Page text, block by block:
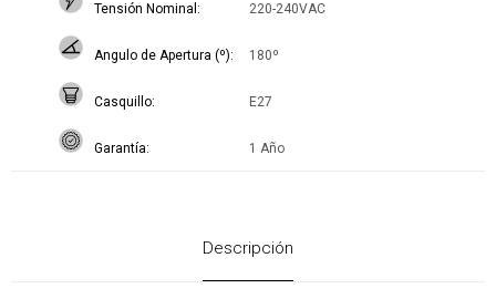
Tensión Nominal 220-240VAC
Angulo de Apertura (º) 180º
Casquillo E27
Garantía 1 Año
Descripción